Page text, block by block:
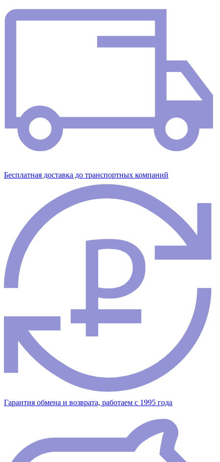
Бесплатная доставка до транспортных компаний
Гарантия обмена и возврата, работаем с 1995 года